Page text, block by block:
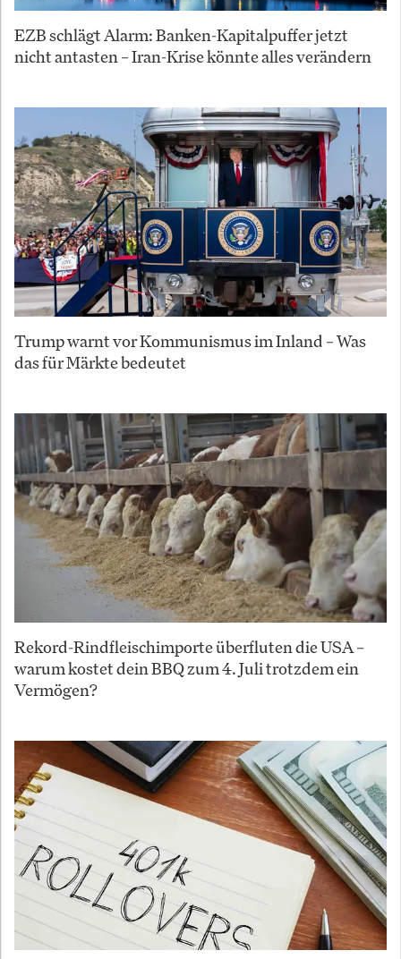
EZB schlägt Alarm: Banken-Kapitalpuffer jetzt
nicht antasten – Iran-Krise könnte alles verändern
Trump warnt vor Kommunismus im Inland – Was
das für Märkte bedeutet
Rekord-Rindfleischimporte überfluten die USA –
warum kostet dein BBQ zum 4. Juli trotzdem ein
Vermögen?